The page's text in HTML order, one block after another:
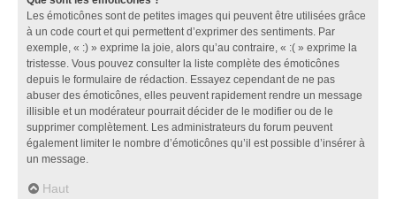
Les émoticônes sont de petites images qui peuvent être utilisées grâce
à un code court et qui permettent d’exprimer des sentiments. Par
exemple, « :) » exprime la joie, alors qu’au contraire, « :( » exprime la
tristesse. Vous pouvez consulter la liste complète des émoticônes
depuis le formulaire de rédaction. Essayez cependant de ne pas
abuser des émoticônes, elles peuvent rapidement rendre un message
illisible et un modérateur pourrait décider de le modifier ou de le
supprimer complètement. Les administrateurs du forum peuvent
également limiter le nombre d’émoticônes qu’il est possible d’insérer à
un message.
Haut